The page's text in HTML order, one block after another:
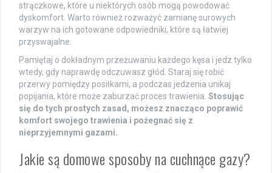
strączkowe, które u niektórych osób mogą powodować
dyskomfort. Warto również rozważyć zamianę surowych
warzyw na ich gotowane odpowiedniki, które są łatwiej
przyswajalne.
Pamiętaj o dokładnym przeżuwaniu każdego kęsa i jedz tylko
wtedy, gdy naprawdę odczuwasz głód. Staraj się robić
przerwy pomiędzy posiłkami, a podczas jedzenia unikaj
popijania, które może zaburzać proces trawienia. Stosując
się do tych prostych zasad, możesz znacząco poprawić
komfort swojego trawienia i pożegnać się z
nieprzyjemnymi gazami.
Jakie są domowe sposoby na cuchnące gazy?